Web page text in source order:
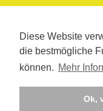
Diese Website
die bestmögliche
können. Mehr
Ok,